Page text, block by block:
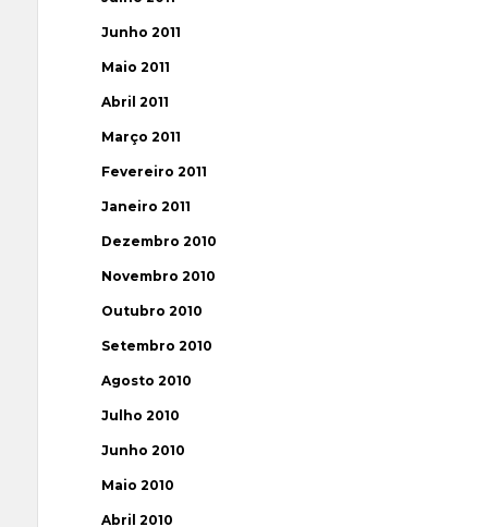
Junho 2011
Maio 2011
Abril 2011
Março 2011
Fevereiro 2011
Janeiro 2011
Dezembro 2010
Novembro 2010
Outubro 2010
Setembro 2010
Agosto 2010
Julho 2010
Junho 2010
Maio 2010
Abril 2010